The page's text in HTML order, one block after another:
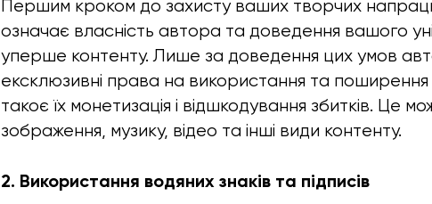
Першим кроком до захисту ваших творчих
означає власність автора та доведення вашого
уперше контенту. Лише за доведення цих умов
ексклюзивні права на використання та
такоє їх монетизація і відшкодування збитків. Це
зображення, музику, відео та інші види контенту.
2. Використання водяних знаків та підписів